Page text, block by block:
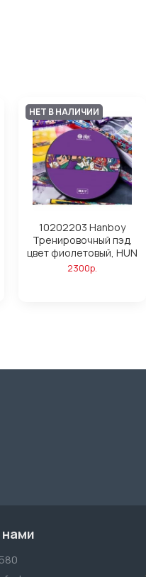
НЕТ В НАЛИЧИИ
10202203 Hanboy
Тренировочный пэд,
цвет фиолетовый, HUN
2300р.
нами